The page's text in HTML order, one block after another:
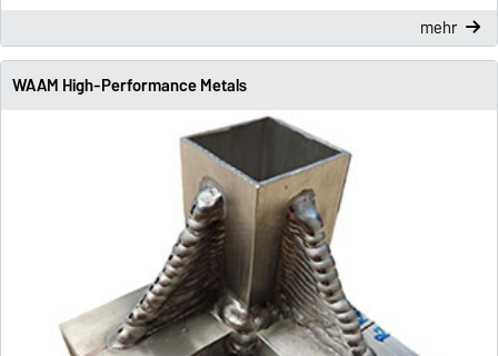
mehr
WAAM High-Performance Metals